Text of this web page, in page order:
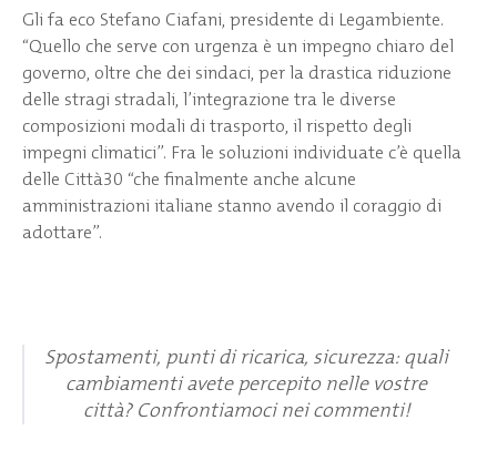
Gli fa eco Stefano Ciafani, presidente di Legambiente.
“Quello che serve con urgenza è un impegno chiaro del
governo, oltre che dei sindaci, per la drastica riduzione
delle stragi stradali, l’integrazione tra le diverse
composizioni modali di trasporto, il rispetto degli
impegni climatici”. Fra le soluzioni individuate c’è quella
delle Città30 “che finalmente anche alcune
amministrazioni italiane stanno avendo il coraggio di
adottare”.
Spostamenti, punti di ricarica, sicurezza: quali
cambiamenti avete percepito nelle vostre
città? Confrontiamoci nei commenti!